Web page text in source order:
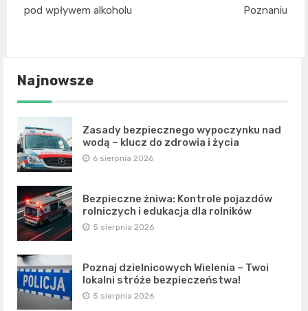
pod wpływem alkoholu
Poznaniu
Najnowsze
Zasady bezpiecznego wypoczynku nad
wodą – klucz do zdrowia i życia
6 sierpnia 2026
Bezpieczne żniwa: Kontrole pojazdów
rolniczych i edukacja dla rolników
5 sierpnia 2026
Poznaj dzielnicowych Wielenia – Twoi
lokalni stróże bezpieczeństwa!
5 sierpnia 2026